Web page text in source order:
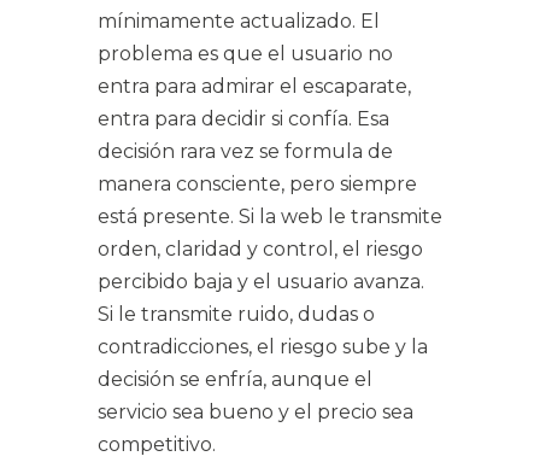
mínimamente actualizado. El
problema es que el usuario no
entra para admirar el escaparate,
entra para decidir si confía. Esa
decisión rara vez se formula de
manera consciente, pero siempre
está presente. Si la web le transmite
orden, claridad y control, el riesgo
percibido baja y el usuario avanza.
Si le transmite ruido, dudas o
contradicciones, el riesgo sube y la
decisión se enfría, aunque el
servicio sea bueno y el precio sea
competitivo.